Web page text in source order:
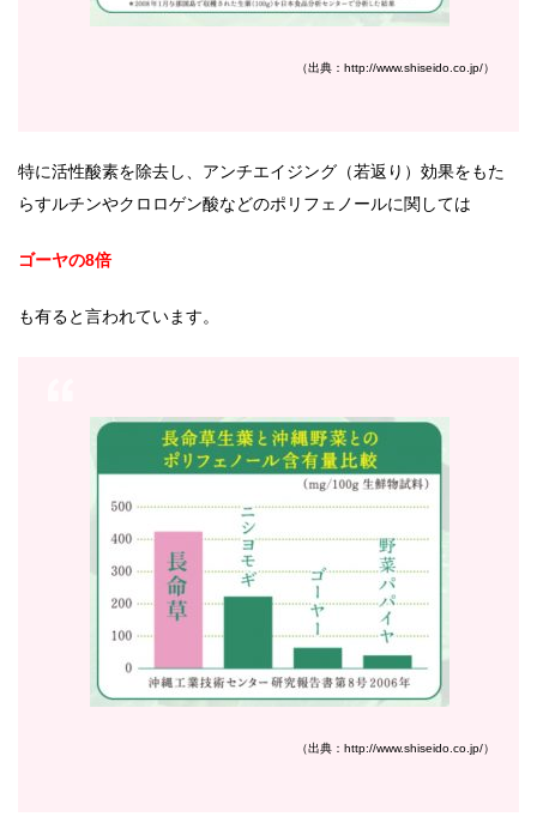
（出典：http://www.shiseido.co.jp/）
特に活性酸素を除去し、アンチエイジング（若返り）効果をもた
らすルチンやクロロゲン酸などのポリフェノールに関しては
ゴーヤの8倍
も有ると言われています。
（出典：http://www.shiseido.co.jp/）